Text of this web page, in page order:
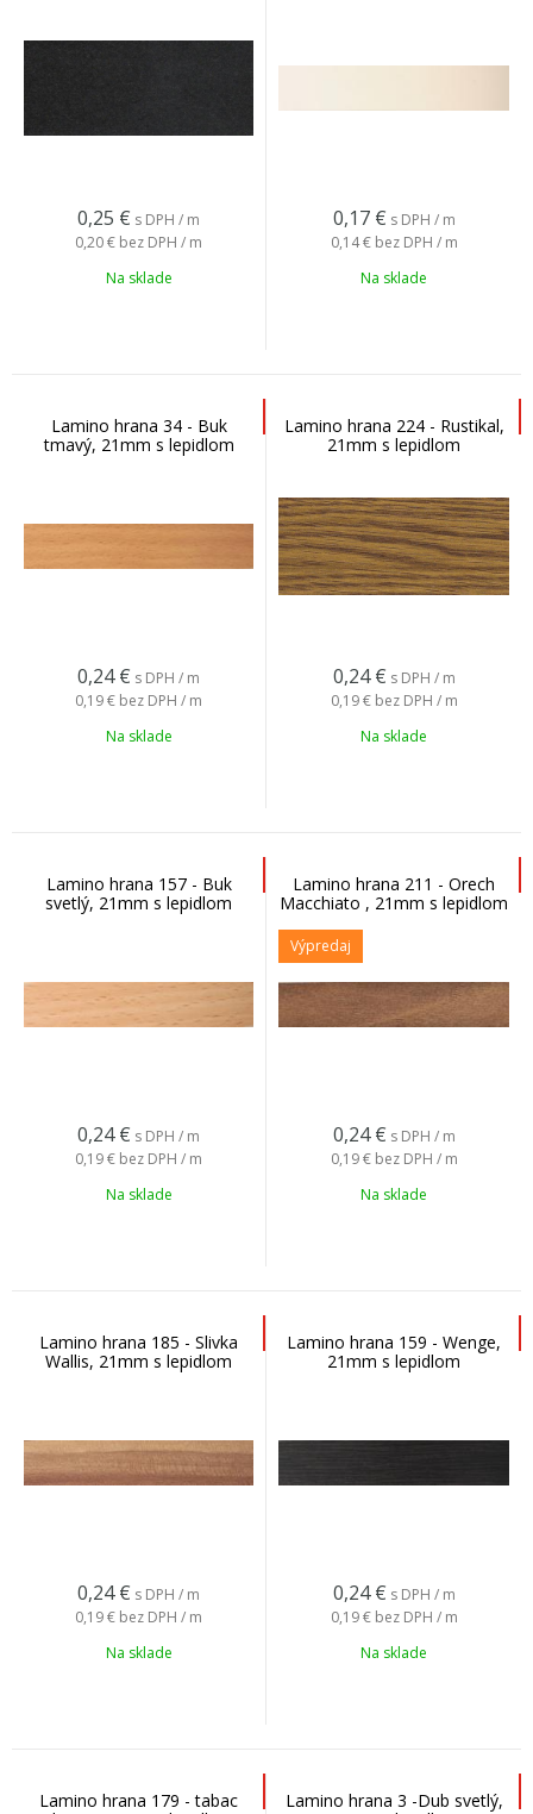
0,25 € s DPH / m
0,20 € bez DPH / m
Na sklade
0,17 € s DPH / m
0,14 € bez DPH / m
Na sklade
Lamino hrana 34 - Buk
tmavý, 21mm s lepidlom
0,24 € s DPH / m
0,19 € bez DPH / m
Na sklade
Lamino hrana 224 - Rustikal,
21mm s lepidlom
0,24 € s DPH / m
0,19 € bez DPH / m
Na sklade
Lamino hrana 157 - Buk
svetlý, 21mm s lepidlom
0,24 € s DPH / m
0,19 € bez DPH / m
Na sklade
Lamino hrana 211 - Orech
Macchiato , 21mm s lepidlom
Výpredaj
0,24 € s DPH / m
0,19 € bez DPH / m
Na sklade
Lamino hrana 185 - Slivka
Wallis, 21mm s lepidlom
0,24 € s DPH / m
0,19 € bez DPH / m
Na sklade
Lamino hrana 159 - Wenge,
21mm s lepidlom
0,24 € s DPH / m
0,19 € bez DPH / m
Na sklade
Lamino hrana 179 - tabac
Lamino hrana 3 -Dub svetlý,